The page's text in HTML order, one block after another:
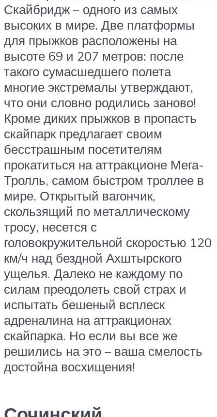
Скайбридж – одного из самых
высоких в мире. Две платформы
для прыжков расположены на
высоте 69 и 207 метров: после
такого сумасшедшего полета
многие экстремалы утверждают,
что они словно родились заново!
Кроме диких прыжков в пропасть
скайпарк предлагает своим
бесстрашным посетителям
прокатиться на аттракционе Мега-
Тролль, самом быстром троллее в
мире. Открытый вагончик,
скользящий по металлическому
тросу, несется с
головокружительной скоростью 120
км/ч над бездной Ахштырского
ущелья. Далеко не каждому по
силам преодолеть свой страх и
испытать бешеный всплеск
адреналина на аттракционах
скайпарка. Но если вы все же
решились на это – ваша смелость
достойна восхищения!